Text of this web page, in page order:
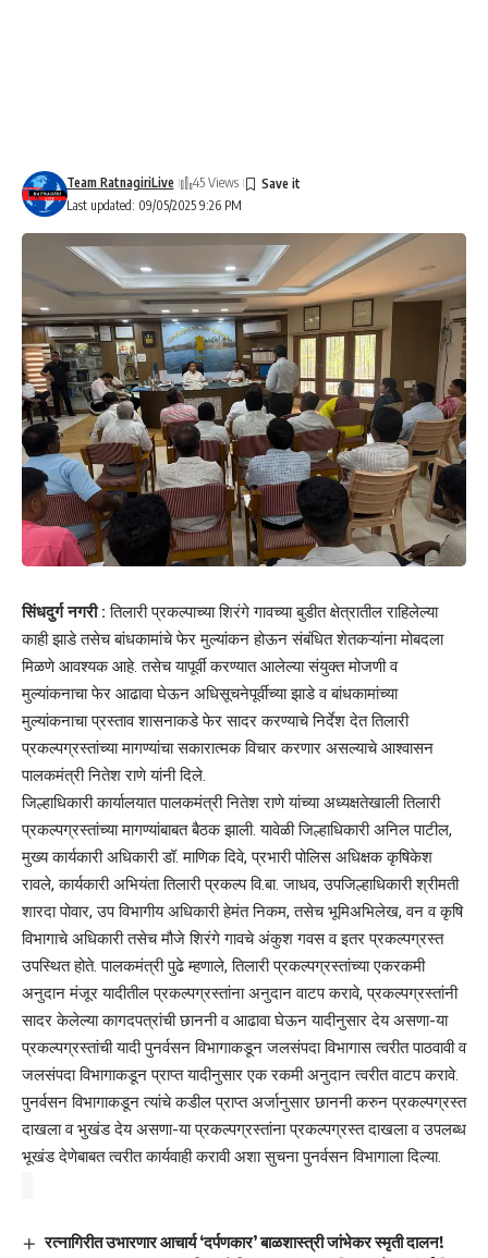
Last updated: 09/05/2025 9:26 PM
Team RatnagiriLive 45 Views
सिंधदुर्ग नगरी : तिलारी प्रकल्पाच्या शिरंगे गावच्या बुडीत क्षेत्रातील राहिलेल्या
काही झाडे तसेच बांधकामांचे फेर मुल्यांकन होऊन संबंधित शेतकऱ्यांना मोबदला
मिळणे आवश्यक आहे. तसेच यापूर्वी करण्यात आलेल्या संयुक्त मोजणी व
मुल्यांकनाचा फेर आढावा घेऊन अधिसूचनेपूर्वीच्या झाडे व बांधकामांच्या
मुल्यांकनाचा प्रस्ताव शासनाकडे फेर सादर करण्याचे निर्देश देत तिलारी
प्रकल्पग्रस्तांच्या मागण्यांचा सकारात्मक विचार करणार असल्याचे आश्वासन
पालकमंत्री नितेश राणे यांनी दिले.
जिल्हाधिकारी कार्यालयात पालकमंत्री नितेश राणे यांच्या अध्यक्षतेखाली तिलारी
प्रकल्पग्रस्तांच्या मागण्यांबाबत बैठक झाली. यावेळी जिल्हाधिकारी अनिल पाटील,
मुख्य कार्यकारी अधिकारी डॉ. माणिक दिवे, प्रभारी पोलिस अधिक्षक कृषिकेश
रावले, कार्यकारी अभियंता तिलारी प्रकल्प वि.बा. जाधव, उपजिल्हाधिकारी श्रीमती
शारदा पोवार, उप विभागीय अधिकारी हेमंत निकम, तसेच भूमिअभिलेख, वन व कृषि
विभागाचे अधिकारी तसेच मौजे शिरंगे गावचे अंकुश गवस व इतर प्रकल्पग्रस्त
उपस्थित होते. पालकमंत्री पुढे म्हणाले, तिलारी प्रकल्पग्रस्तांच्या एकरकमी
अनुदान मंजूर यादीतील प्रकल्पग्रस्तांना अनुदान वाटप करावे, प्रकल्पग्रस्तांनी
सादर केलेल्या कागदपत्रांची छाननी व आढावा घेऊन यादीनुसार देय असणा-या
प्रकल्पग्रस्तांची यादी पुनर्वसन विभागाकडून जलसंपदा विभागास त्वरीत पाठवावी व
जलसंपदा विभागाकडून प्राप्त यादीनुसार एक रकमी अनुदान त्वरीत वाटप करावे.
पुनर्वसन विभागाकडून त्यांचे कडील प्राप्त अर्जानुसार छाननी करुन प्रकल्पग्रस्त
दाखला व भुखंड देय असणा-या प्रकल्पग्रस्तांना प्रकल्पग्रस्त दाखला व उपलब्ध
भूखंड देणेबाबत त्वरीत कार्यवाही करावी अशा सुचना पुनर्वसन विभागाला दिल्या.
रत्नागिरीत उभारणार आचार्य ‘दर्पणकार’ बाळशास्त्री जांभेकर स्मृती दालन!